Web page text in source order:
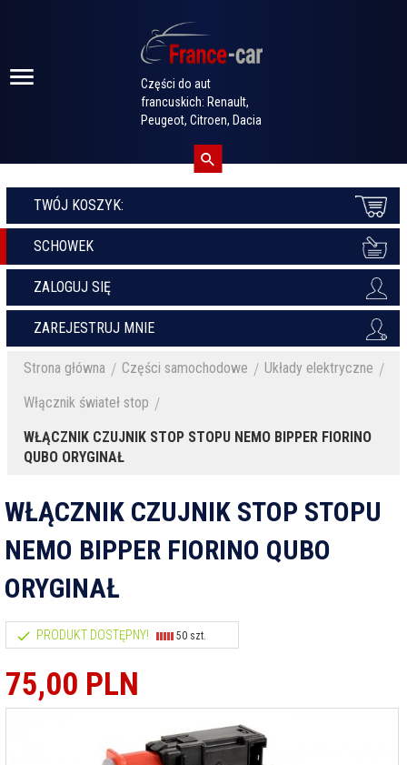
Części do aut
francuskich: Renault,
Peugeot, Citroen, Dacia
TWÓJ KOSZYK:
SCHOWEK
ZALOGUJ SIĘ
ZAREJESTRUJ MNIE
Strona główna Części samochodowe
Układy elektryczne
Włącznik świateł stop
WŁĄCZNIK CZUJNIK STOP STOPU NEMO BIPPER FIORINO
QUBO ORYGINAŁ
WŁĄCZNIK CZUJNIK STOP STOPU
NEMO BIPPER FIORINO QUBO
ORYGINAŁ
PRODUKT DOSTĘPNY! 50 szt.
75,00 PLN